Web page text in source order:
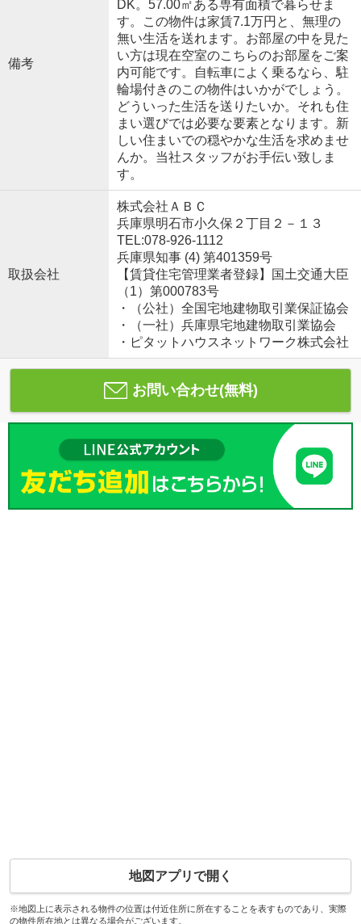
備考
DK。57.00㎡ある専有面積で暮らせま
す。この物件は家賃7.1万円と、無理の
無い生活を送れます。お部屋の中を見た
い方は現在空室のこちらのお部屋をご案
内可能です。自転車によく乗るなら、駐
輪場付きのこの物件はいかがでしょう。
どういった生活を送りたいか。それも住
まい選びでは必要な要素となります。新
しい住まいでの穏やかな生活を求めませ
んか。当社スタッフがお手伝い致しま
す。
取扱会社
株式会社ＡＢＣ
兵庫県明石市小久保２丁目２－１３
TEL:078-926-1112
兵庫県知事 (4) 第401359号
【賃貸住宅管理業者登録】国土交通大臣
（1）第000783号
・（公社）全国宅地建物取引業保証協会
・（一社）兵庫県宅地建物取引業協会
・ピタットハウスネットワーク株式会社
お問い合わせ(無料)
地図アプリで開く
※地図上に表示される物件の位置は付近住所に所在することを表すものであり、実際
の物件所在地とは異なる場合がございます。